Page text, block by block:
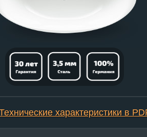
характеристики в